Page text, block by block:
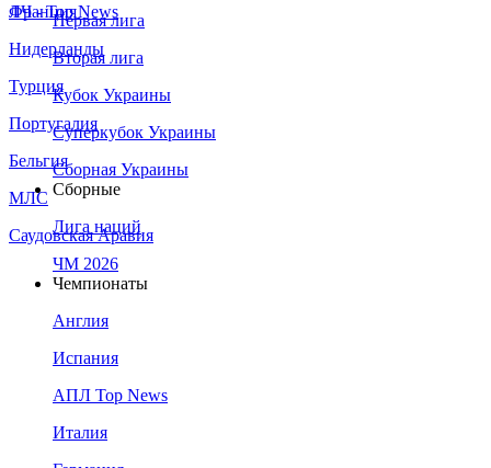
Франция
Нидерланды
Турция
Португалия
Бельгия
МЛС
Саудовская Аравия
ЛЧ - Top News
Первая лига
Вторая лига
Кубок Украины
Суперкубок Украины
Сборная Украины
Сборные
Лига наций
ЧМ 2026
Чемпионаты
Англия
Испания
АПЛ Top News
Италия